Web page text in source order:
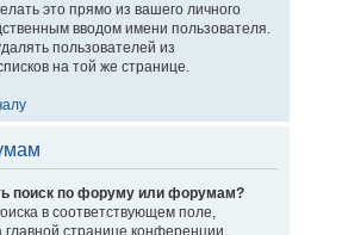
это прямо из вашего личного
вводом имени пользователя.
пользователей из
на той же странице.
поиск по форуму или форумам?
в соответствующем поле,
странице конференции,